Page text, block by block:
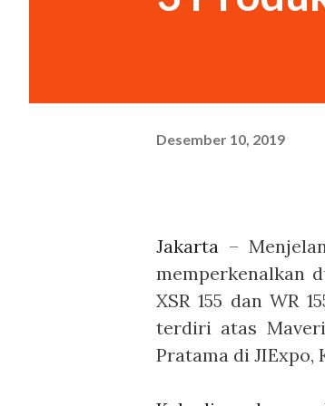
siang di RM
Desember 10, 2019
Jakarta –
memperkenalkan
XSR 155 dan WR
terdiri atas
Pratama di JIExpo,